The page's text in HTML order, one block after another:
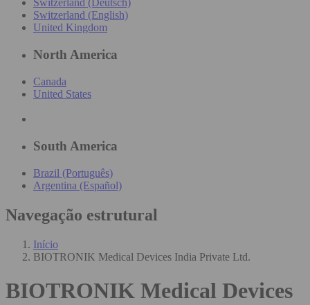
Switzerland (Deutsch)
Switzerland (English)
United Kingdom
North America
Canada
United States
South America
Brazil (Português)
Argentina (Español)
Navegação estrutural
Início
BIOTRONIK Medical Devices India Private Ltd.
BIOTRONIK Medical Devices